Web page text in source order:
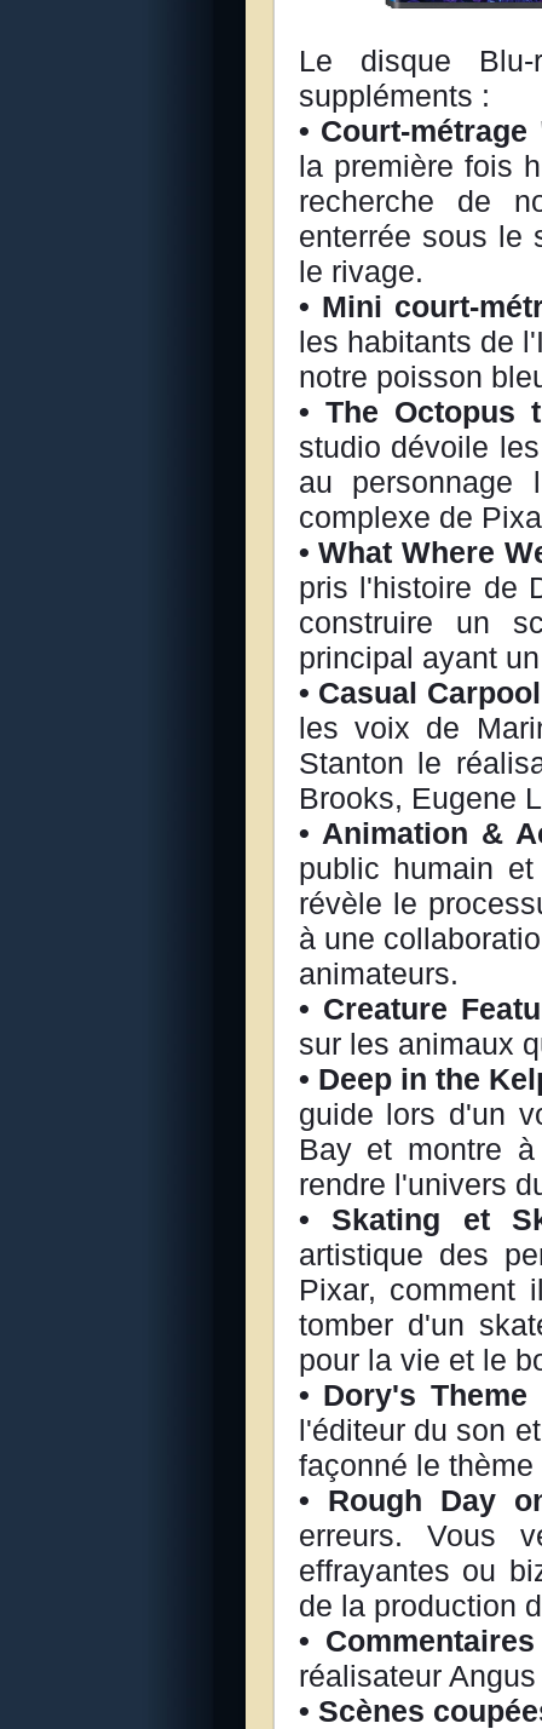
Le disque
suppléments :
• Court-
la première fois
recherche de
enterrée sous le
le rivage.
• Mini court-
les habitants de
notre poisson
• The Octopus
studio dévoile
au personnage
complexe de
• What Where
pris l'histoire de
construire un
principal ayant
• Casual Carpool
les voix de
Stanton le
Brooks, Eugene
• Animation &
public humain
révèle le
à une
animateurs.
• Creature
sur les animaux
• Deep in the
guide lors d'un
Bay et montre
rendre l'univers
• Skating et
artistique des
Pixar, comment
tomber d'un
pour la vie et le
• Dory's Theme
l'éditeur du son
façonné le
• Rough Day
erreurs. Vous
effrayantes ou
de la production
•
réalisateur
• Scènes